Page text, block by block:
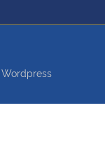
Wordpress